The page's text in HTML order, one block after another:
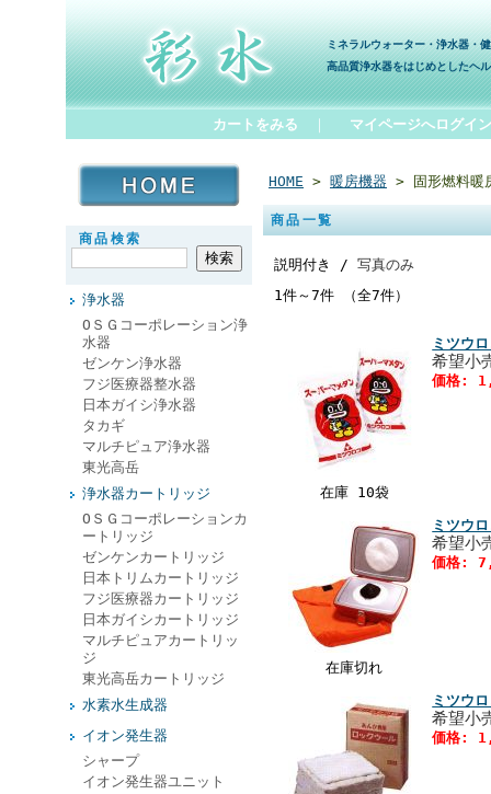
ミネラルウォーター・浄水器・
高品質浄水器をはじめとしたヘ
カートをみる マイページへログイン
商品検索
浄水器
ОＳＧコーポレーション浄
水器
ゼンケン浄水器
フジ医療器整水器
日本ガイシ浄水器
タカギ
マルチピュア浄水器
東光高岳
浄水器カートリッジ
ОＳＧコーポレーションカ
ートリッジ
ゼンケンカートリッジ
日本トリムカートリッジ
フジ医療器カートリッジ
日本ガイシカートリッジ
マルチピュアカートリッ
ジ
東光高岳カートリッジ
水素水生成器
イオン発生器
シャープ
イオン発生器ユニット
HOME > 暖房機器 > 固形燃料暖
商品一覧
説明付き / 写真のみ
1件～7件 （全7件）
在庫 10袋
ミツウ
希望小
価格:
在庫切れ
ミツウ
希望小
価格:
ミツウ
希望小
価格: